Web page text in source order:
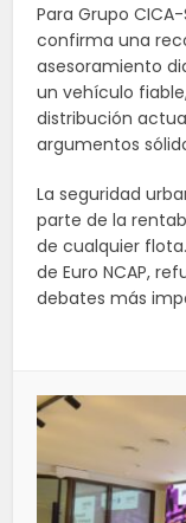
Para Grupo
confirma una
asesoramiento
un vehículo
distribución
argumentos
La seguridad
parte de la
de cualquier
de Euro NCAP,
debates más